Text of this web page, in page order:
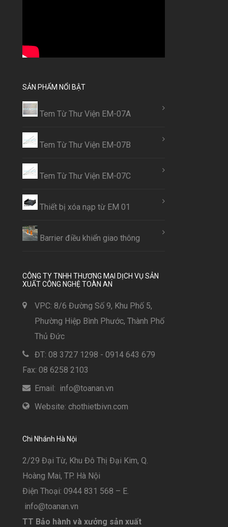
SẢN PHẨM NỔI BẬT
Tem Từ Thư Viện EM-07A
Tem Từ Thư Viện EM-07B
Tem Từ Thư Viện EM-07C
Thiết bị xóa nạp từ EM 01
Barrier điều khiển giao thông
CÔNG TY TNHH THƯƠNG MẠI DỊCH VỤ SẢN
XUẤT CÔNG NGHỆ TOÀN AN
VPC: 8/6 Đường Số 9, Khu Phố 5,
Phường Hiệp Bình Phước, Thành Phố
Thủ Đức
ĐT: 08 3727 1298 - 0914 643 679
Fax: 08 6258 2103
Email: info@toanan.vn
Website: chothietbivn.com
Chi Nhánh Hà Nội
2/29 Đại Từ, Khu Đô Thị Đại Kim, Q.
Hoàng Mai, TP. Hà Nội
Điện Thoại: 0944 831 568 – E.
info@toanan.vn
TT Bảo hành và xưởng sản xuất